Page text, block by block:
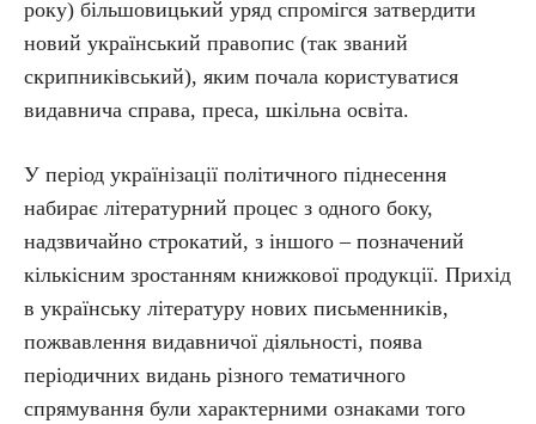
року) більшовицький уряд спромігся затвердити
новий український правопис (так званий
скрипниківський), яким почала користуватися
видавнича справа, преса, шкільна освіта.
У період українізації політичного піднесення
набирає літературний процес з одного боку,
надзвичайно строкатий, з іншого – позначений
кількісним зростанням книжкової продукції. Прихід
в українську літературу нових письменників,
пожвавлення видавничої діяльності, поява
періодичних видань різного тематичного
спрямування були характерними ознаками того